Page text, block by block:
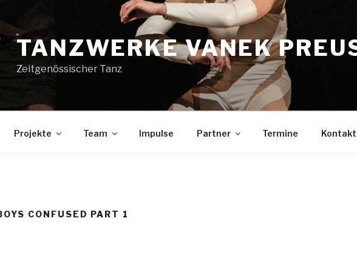
TANZWERKE VANEK
Zeitgenössischer Tanz
Projekte Team Impulse Partner Termine Kontakt
CONFUSED PART 1